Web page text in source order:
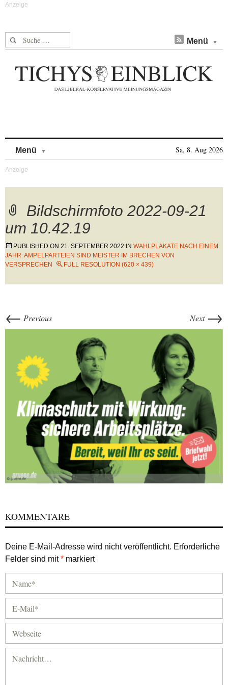
Suche nach: Menü
Menü Sa, 8. Aug 2026
Bildschirmfoto 2022-09-21
um 10.42.19
PUBLISHED ON 21. SEPTEMBER 2022 IN WAHLPLAKATE NACH EINEM
JAHR: AMPELPARTEIEN SIND MEISTER IM BRECHEN VON
VERSPRECHEN
FULL RESOLUTION (620 × 439)
← Previous Next →
KOMMENTARE
Deine E-Mail-Adresse wird nicht veröffentlicht. Erforderliche
Felder sind mit* markiert